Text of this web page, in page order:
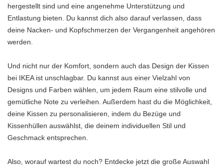
hergestellt sind und eine angenehme Unterstützung und
Entlastung bieten. Du kannst dich also darauf verlassen, dass
deine Nacken- und Kopfschmerzen der Vergangenheit angehören
werden.
Und nicht nur der Komfort, sondern auch das Design der Kissen
bei IKEA ist unschlagbar. Du kannst aus einer Vielzahl von
Designs und Farben wählen, um jedem Raum eine stilvolle und
gemütliche Note zu verleihen. Außerdem hast du die Möglichkeit,
deine Kissen zu personalisieren, indem du Bezüge und
Kissenhüllen auswählst, die deinem individuellen Stil und
Geschmack entsprechen.
Also, worauf wartest du noch? Entdecke jetzt die große Auswahl